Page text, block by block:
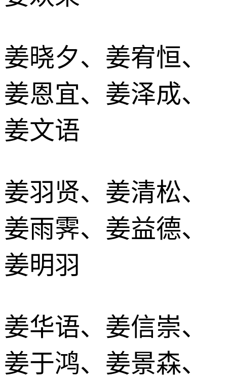
姜晓夕、姜宥恒、
姜恩宜、姜泽成、
姜文语
姜羽贤、姜清松、
姜雨霁、姜益德、
姜明羽
姜华语、姜信崇、
姜于鸿、姜景森、